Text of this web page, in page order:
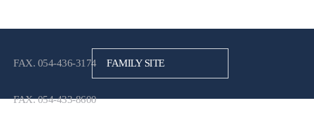
FAX. 054-436-3174
FAX. 054-433-8600
FAMILY SITE